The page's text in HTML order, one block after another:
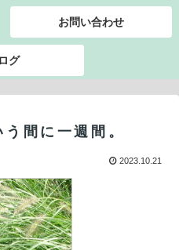
お問い合わせ
グ
間に一週間。
2023.10.21